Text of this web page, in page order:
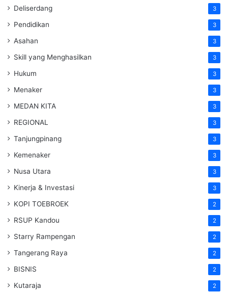
Deliserdang 3
Pendidikan 3
Asahan 3
Skill yang Menghasilkan 3
Hukum 3
Menaker 3
MEDAN KITA 3
REGIONAL 3
Tanjungpinang 3
Kemenaker 3
Nusa Utara 3
Kinerja & Investasi 3
KOPI TOEBROEK 2
RSUP Kandou 2
Starry Rampengan 2
Tangerang Raya 2
BISNIS 2
Kutaraja 2